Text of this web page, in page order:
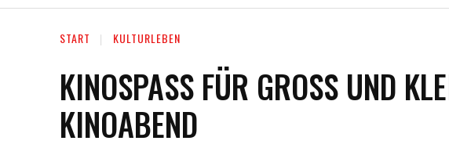
START KULTURLEBEN
KINOSPASS FÜR GROSS UND
NOABEND